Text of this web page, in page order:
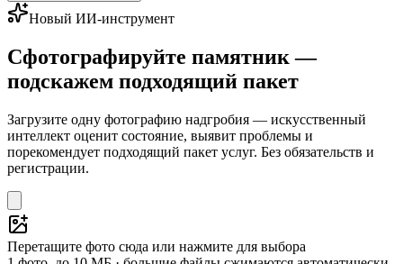
Новый ИИ-инструмент
Сфотографируйте памятник —
подскажем подходящий пакет
Загрузите одну фотографию надгробия — искусственный
интеллект оценит состояние, выявит проблемы и
порекомендует подходящий пакет услуг. Без обязательств и
регистрации.
Перетащите фото сюда или нажмите для выбора